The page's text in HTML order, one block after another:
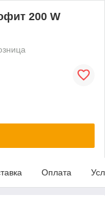
200 W
Оплата